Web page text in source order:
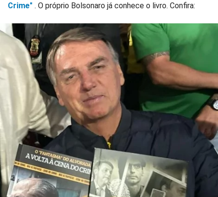
Crime" . O próprio Bolsonaro já conhece o livro. Confira: